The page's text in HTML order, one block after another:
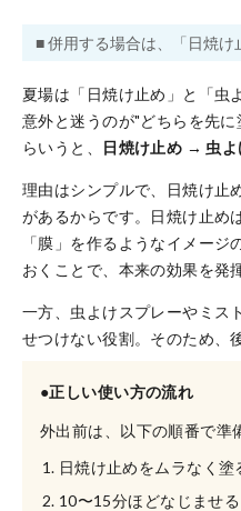
■ 併用する場合は、「日焼
夏場は「日焼け止め」と「虫
意外と迷うのが"どちらを先
らいうと、
日焼け止め → 虫よ
理由はシンプルで、日焼け止
があるからです。日焼け止め
「膜」を作るようなイメー
おくことで、本来の効果を発
一方、虫よけスプレーやミス
せつけない役割。そのため、
●正しい使い方の流れ
外出前は、以下の順番で準
日焼け止めをムラなく塗
10〜15分ほどなじませる